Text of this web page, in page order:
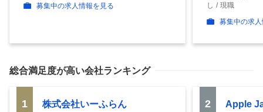
募集中の求人情報を見る
し
現職
募集中の求
総合満足度が高い会社ランキング
1 株式会社いーふらん 2 Apple